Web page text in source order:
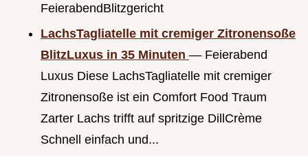
FeierabendBlitzgericht
LachsTagliatelle mit cremiger Zitronensoße
BlitzLuxus in 35 Minuten — Feierabend
Luxus Diese LachsTagliatelle mit cremiger
Zitronensoße ist ein Comfort Food Traum
Zarter Lachs trifft auf spritzige DillCrème
Schnell einfach und...